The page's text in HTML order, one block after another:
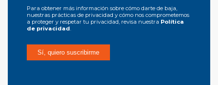
Para obtener más información sobre cómo darte de baja,
nuestras prácticas de privacidad y cómo nos comprometemos
a proteger y respetar tu privacidad, revisa nuestra Política
de privacidad